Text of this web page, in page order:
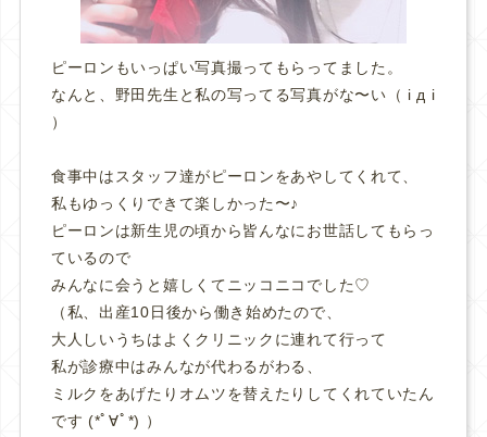
ピーロンもいっぱい写真撮ってもらってました。
なんと、野田先生と私の写ってる写真がな〜い（ i д i
）
食事中はスタッフ達がピーロンをあやしてくれて、
私もゆっくりできて楽しかった〜♪
ピーロンは新生児の頃から皆んなにお世話してもらっ
ているので
みんなに会うと嬉しくてニッコニコでした♡
（私、出産10日後から働き始めたので、
大人しいうちはよくクリニックに連れて行って
私が診療中はみんなが代わるがわる、
ミルクをあげたりオムツを替えたりしてくれていたん
です (*ﾟ∀ﾟ*) ）